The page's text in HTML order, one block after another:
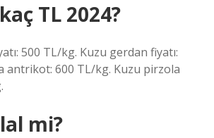
TL 2024?
500 TL/kg. Kuzu gerdan fiyatı:
antrikot: 600 TL/kg. Kuzu pirzola
mi?